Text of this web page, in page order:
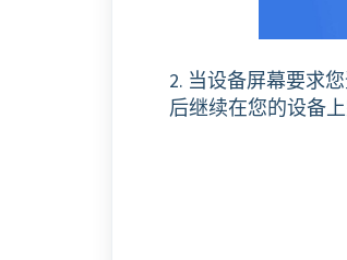
2. 当设备屏幕要求
后继续在您的设备上